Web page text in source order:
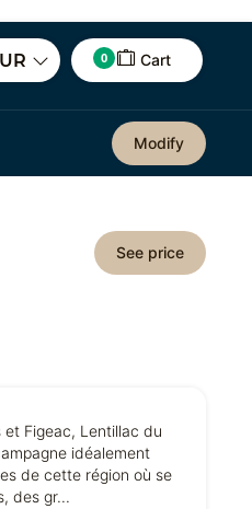
0 Cart
Modify
See price
Figeac, Lentillac du
idéalement
de cette région où se
des gr...